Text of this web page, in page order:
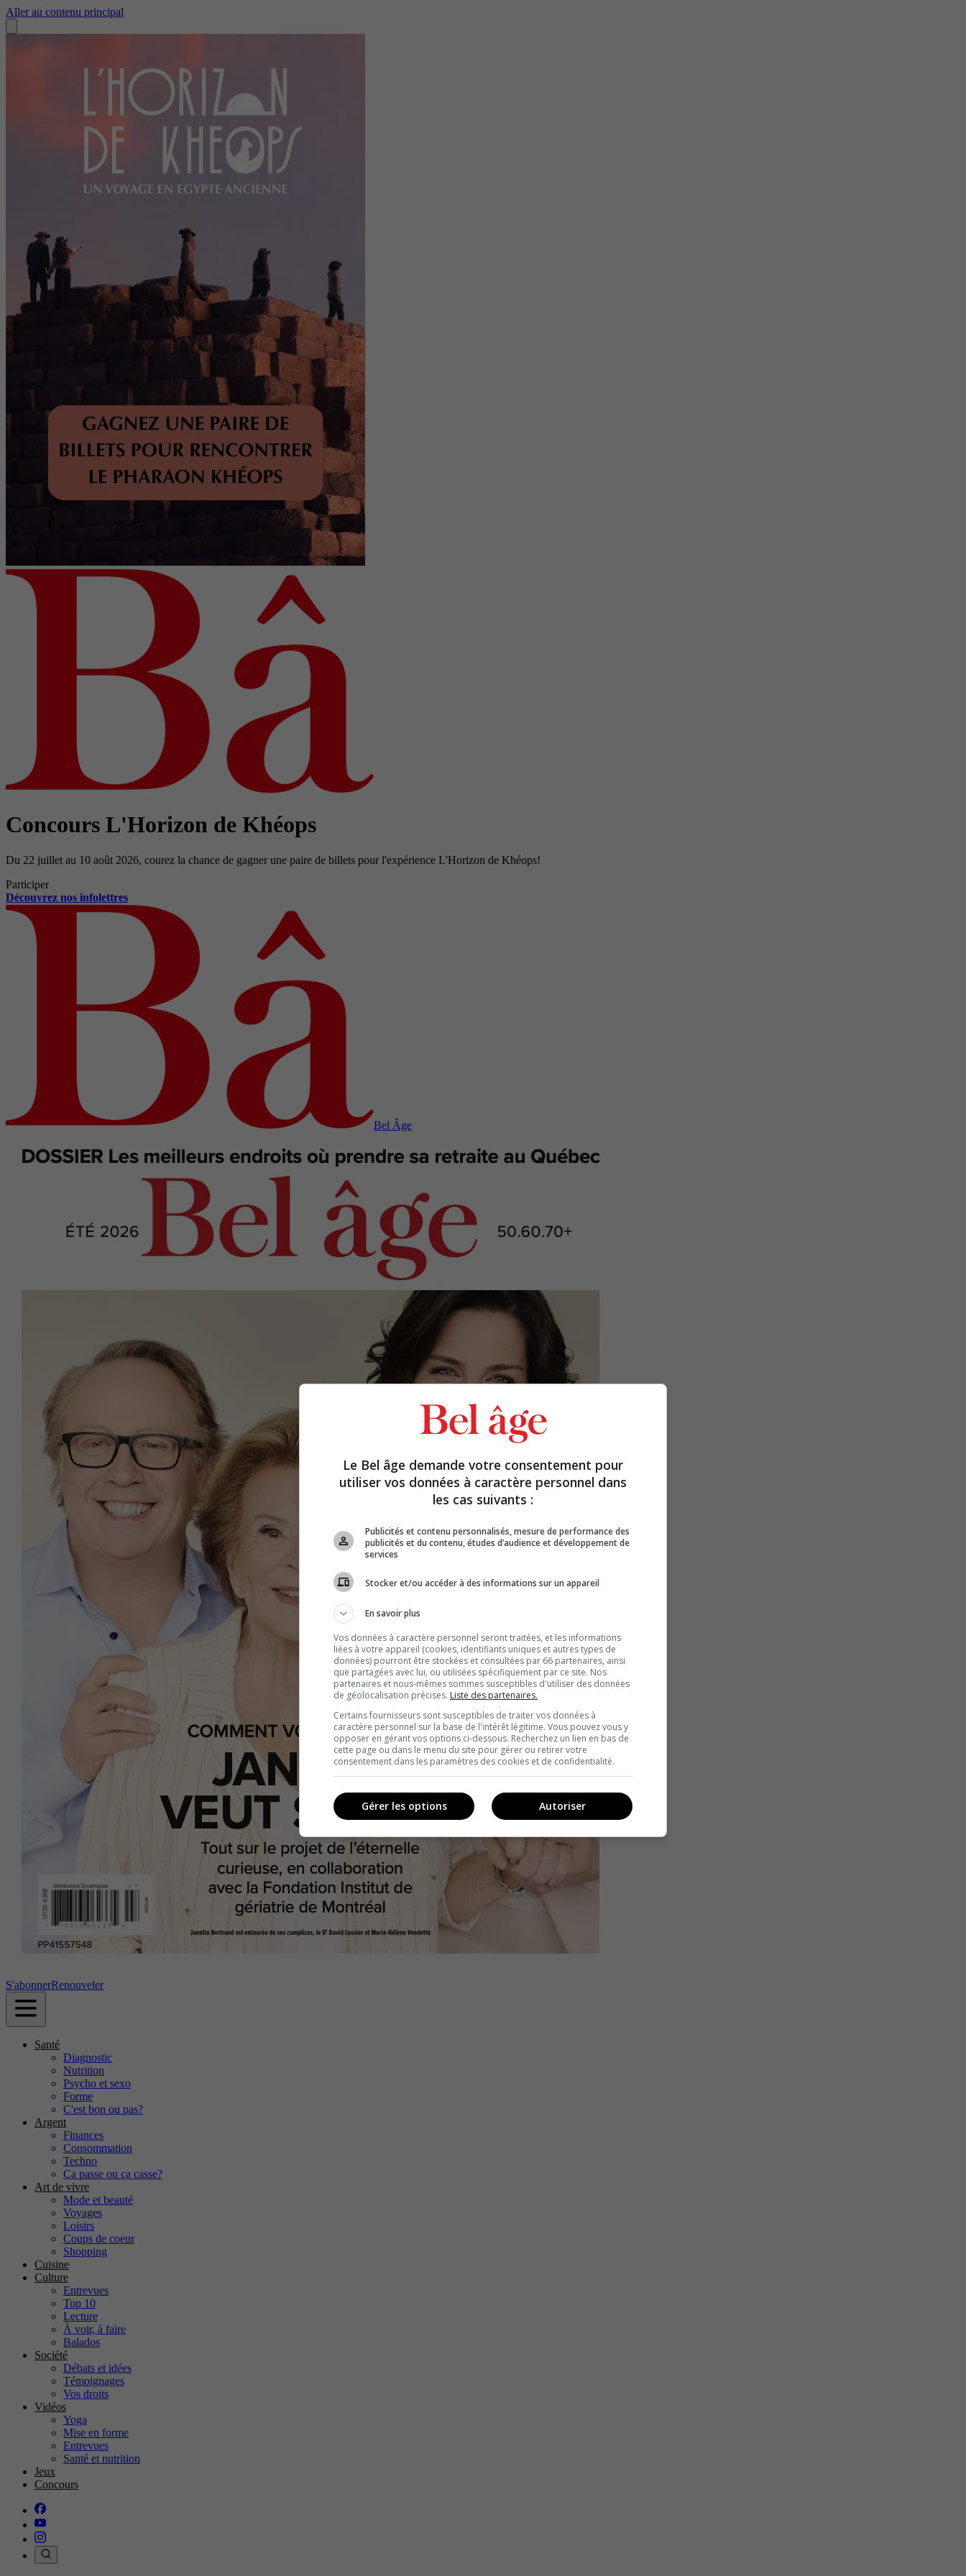
Aller au contenu principal
Concours L'Horizon de Khéops
Du 22 juillet au 10 août 2026, courez la chance de gagner une paire de billets pour l'expérience L'Horizon de Khéops!
Participer
Découvrez nos infolettres
Bel Âge
S'abonnerRenouveler
Santé
Diagnostic
Nutrition
Psycho et sexo
Forme
C'est bon ou pas?
Argent
Finances
Consommation
Techno
Ça passe ou ça casse?
Art de vivre
Mode et beauté
Voyages
Loisirs
Coups de coeur
Shopping
Cuisine
Culture
Entrevues
Top 10
Lecture
À voir, à faire
Balados
Société
Débats et idées
Témoignages
Vos droits
Vidéos
Yoga
Mise en forme
Entrevues
Santé et nutrition
Jeux
Concours
Le Bel âge demande votre consentement pour
utiliser vos données à caractère personnel dans
les cas suivants :
Publicités et contenu personnalisés, mesure de performance des
publicités et du contenu, études d’audience et développement de
services
Stocker et/ou accéder à des informations sur un appareil
En savoir plus
Vos données à caractère personnel seront traitées, et les informations
liées à votre appareil (cookies, identifiants uniques et autres types de
données) pourront être stockées et consultées par 66 partenaires, ainsi
que partagées avec lui, ou utilisées spécifiquement par ce site. Nos
partenaires et nous-mêmes sommes susceptibles d'utiliser des données
de géolocalisation précises. Liste des partenaires.
Certains fournisseurs sont susceptibles de traiter vos données à
caractère personnel sur la base de l'intérêt légitime. Vous pouvez vous y
opposer en gérant vos options ci-dessous. Recherchez un lien en bas de
cette page ou dans le menu du site pour gérer ou retirer votre
consentement dans les paramètres des cookies et de confidentialité.
Autoriser
Gérer les options